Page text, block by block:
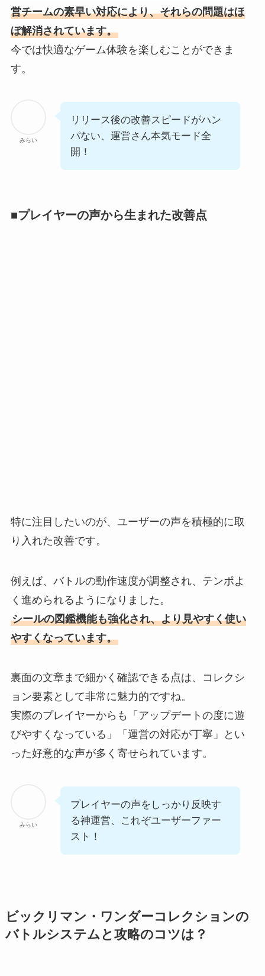
営チームの素早い対応により、それらの問題はほ
ぼ解消されています。
今では快適なゲーム体験を楽しむことができま
す。
みらい
リリース後の改善スピードがハン
パない、運営さん本気モード全
開！
■プレイヤーの声から生まれた改善点
特に注目したいのが、ユーザーの声を積極的に取
り入れた改善です。
例えば、バトルの動作速度が調整され、テンポよ
く進められるようになりました。
シールの図鑑機能も強化され、より見やすく使い
やすくなっています。
裏面の文章まで細かく確認できる点は、コレクシ
ョン要素として非常に魅力的ですね。
実際のプレイヤーからも「アップデートの度に遊
びやすくなっている」「運営の対応が丁寧」とい
った好意的な声が多く寄せられています。
みらい
プレイヤーの声をしっかり反映す
る神運営、これぞユーザーファー
スト！
ビックリマン・ワンダーコレクションの
バトルシステムと攻略のコツは？